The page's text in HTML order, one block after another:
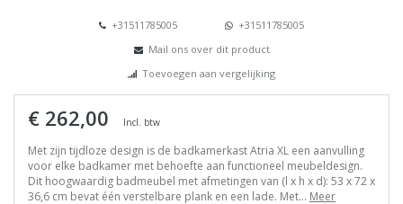
+31511785005
+31511785005
Mail ons over dit product
Toevoegen aan vergelijking
€ 262,00 Incl. btw
Met zijn tijdloze design is de badkamerkast Atria XL een aanvulling
voor elke badkamer met behoefte aan functioneel meubeldesign.
Dit hoogwaardig badmeubel met afmetingen van (l x h x d): 53 x 72 x
36,6 cm bevat één verstelbare plank en een lade. Met... Meer